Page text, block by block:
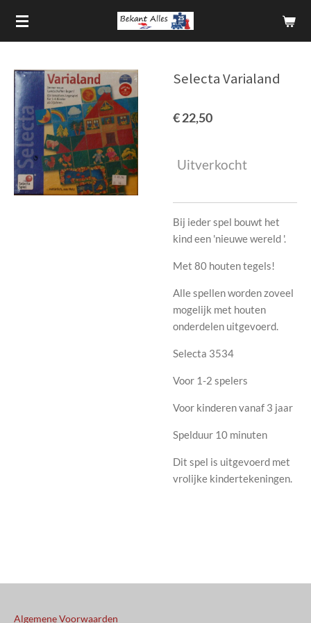
Ga
direct
hoofdinhoud
Selecta Varialand
€ 22,50
Uitverkocht
Bij ieder spel bouwt het
kind een 'nieuwe wereld '.
Met 80 houten tegels!
Alle spellen worden zoveel
mogelijk met houten
onderdelen uitgevoerd.
Selecta 3534
Voor 1-2 spelers
Voor kinderen vanaf 3 jaar
Spelduur 10 minuten
Dit spel is uitgevoerd met
vrolijke kindertekeningen.
Algemene Voorwaarden